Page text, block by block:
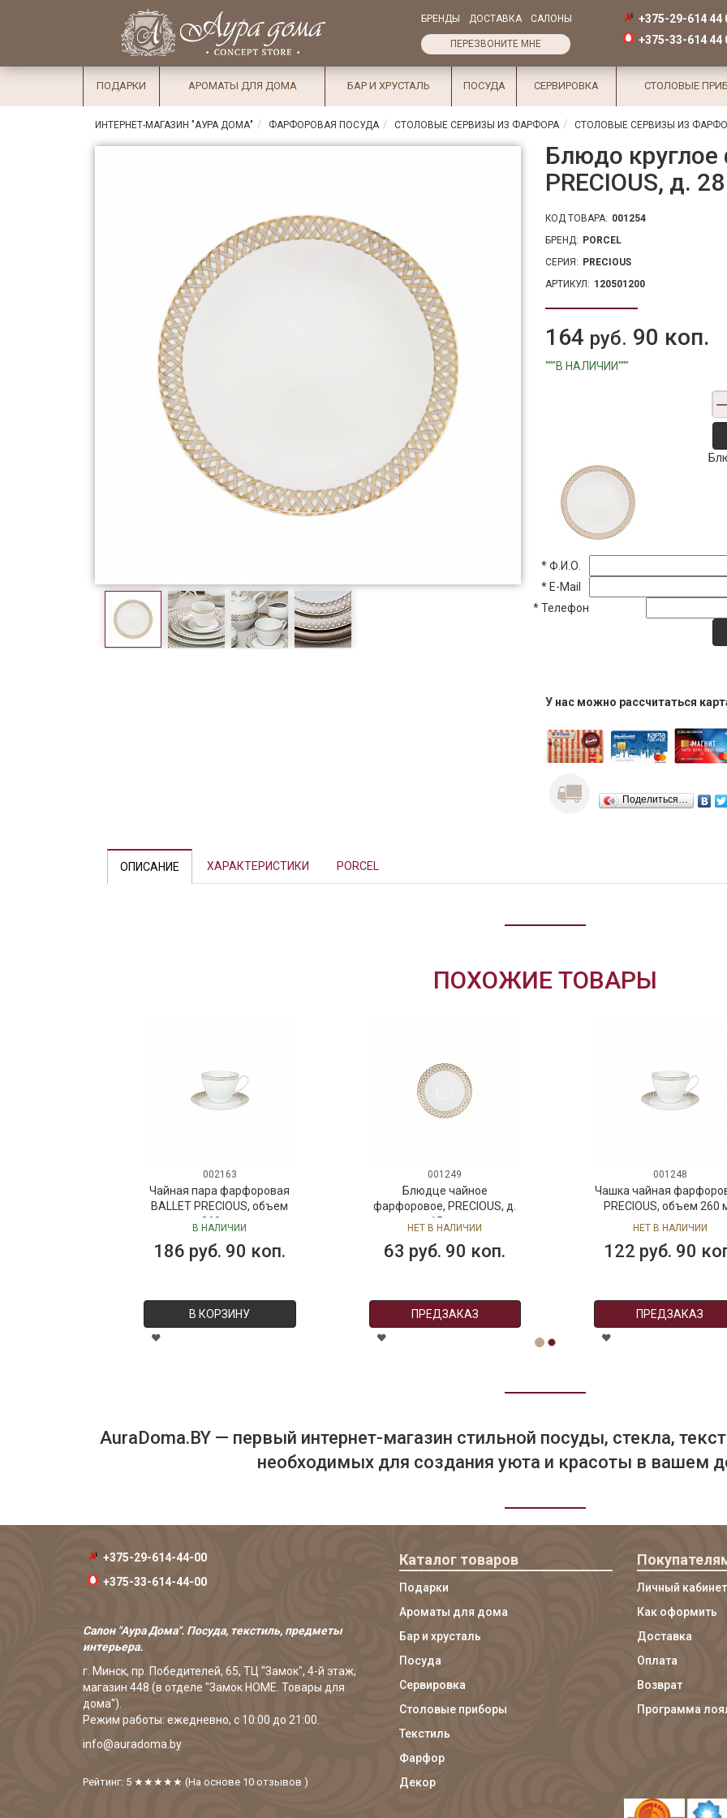
Избранное
×
СалоныДоставка
Оплата
Подарки
Ароматы
для дома
БРЕНДЫ ДОСТАВКА САЛОНЫ
ПЕРЕЗВОНИТЕ МНЕ
+375-29-614 44
+375-33-614 44
ПОДАРКИ АРОМАТЫ ДЛЯ ДОМА БАР И ХРУСТАЛЬ ПОСУДА СЕРВИРОВКА СТОЛОВЫЕ
ИНТЕРНЕТ-МАГАЗИН "АУРА ДОМА" ФАРФОРОВАЯ ПОСУДА СТОЛОВЫЕ СЕРВИЗЫ ИЗ ФАРФОРА СТОЛОВЫЕ СЕРВИЗЫ ИЗ
Блюдо круглое
PRECIOUS, д.
КОД ТОВАРА: 001254
БРЕНД: PORCEL
СЕРИЯ: PRECIOUS
АРТИКУЛ: 120501200
164 руб. 90 коп.
"""В НАЛИЧИИ"""
*Ф.И.О.
* E-Mail
*Телефон
У нас можно рассчитаться
Поделиться…
ОПИСАНИЕ ХАРАКТЕРИСТИКИ PORCEL
ПОХОЖИЕ ТОВАРЫ
002163
Чайная пара фарфоровая
BALLET PRECIOUS, объем
260 мл
В НАЛИЧИИ
186 руб. 90 коп.
В КОРЗИНУ
001249
Блюдце чайное
фарфоровое, PRECIOUS, д.
15 см
НЕТ В НАЛИЧИИ
63 руб. 90 коп.
ПРЕДЗАКАЗ
001248
Чашка чайная
PRECIOUS, объем 260 мл
НЕТ В НАЛИЧИИ
122 руб. 90 коп.
ПРЕДЗАКАЗ
AuraDoma.BY — первый интернет-магазин стильной посуды, стекла,
необходимых для создания уюта и красоты в вашем
+375-29-614-44-00
+375-33-614-44-00
Салон "Аура Дома". Посуда, текстиль, предметы
интерьера.
г. Минск, пр. Победителей, 65, ТЦ "Замок", 4-й этаж,
магазин 448 (в отделе "Замок HOME. Товары для
дома").
Режим работы: ежедневно, с 10:00 до 21:00.
info@auradoma.by
Рейтинг: 5 ★★★★★ (На основе 10 отзывов )
Каталог товаров
Подарки
Ароматы для дома
Бар и хрусталь
Посуда
Сервировка
Столовые приборы
Текстиль
Фарфор
Декор
Личный кабинет
Как оформить
Доставка
Оплата
Возврат
Программа